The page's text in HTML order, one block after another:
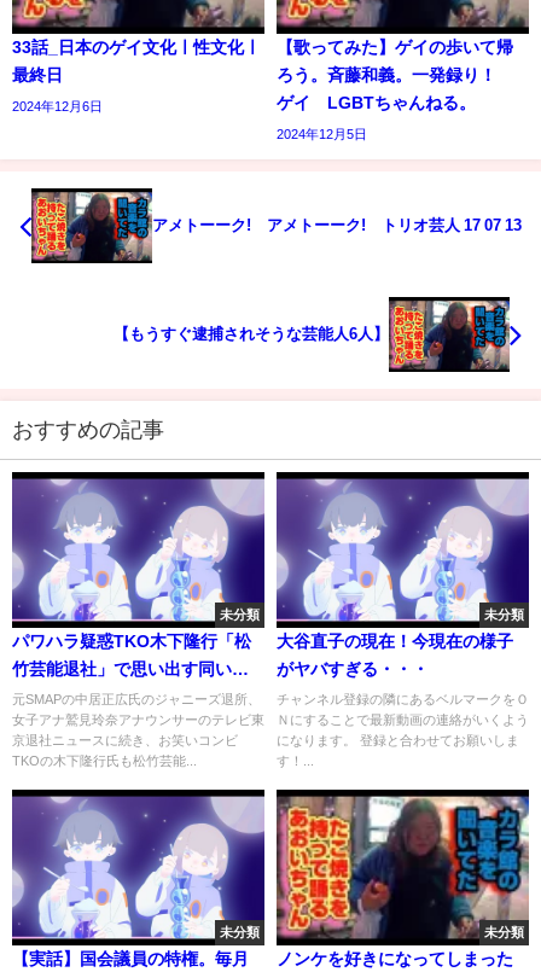
33話_日本のゲイ文化ㅣ性文化ㅣ
最終日
2024年12月6日
【歌ってみた】ゲイの歩いて帰
ろう。斉藤和義。一発録り！
ゲイ LGBTちゃんねる。
2024年12月5日
アメトーーク! アメトーーク! トリオ芸人 17 07 13
【もうすぐ逮捕されそうな芸能人6人】
おすすめの記事
未分類
パワハラ疑惑TKO木下隆行「松
竹芸能退社」で思い出す同い年
の美女
元SMAPの中居正広氏のジャニーズ退所、
女子アナ鷲見玲奈アナウンサーのテレビ東
京退社ニュースに続き、お笑いコンビ
TKOの木下隆行氏も松竹芸能...
未分類
大谷直子の現在！今現在の様子
がヤバすぎる・・・
チャンネル登録の隣にあるベルマークをＯ
Ｎにすることで最新動画の連絡がいくよう
になります。 登録と合わせてお願いしま
す！...
未分類
【実話】国会議員の特権。毎月
未分類
ノンケを好きになってしまった